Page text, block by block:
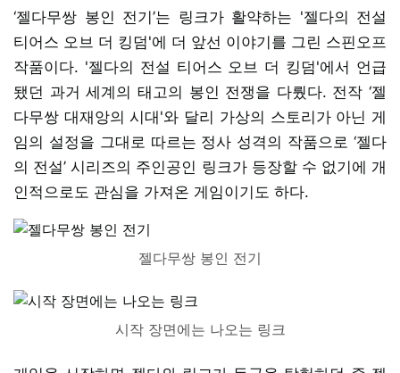
‘젤다무쌍 봉인 전기’는 링크가 활약하는 '젤다의 전설
티어스 오브 더 킹덤'에 더 앞선 이야기를 그린 스핀오프
작품이다. '젤다의 전설 티어스 오브 더 킹덤'에서 언급
됐던 과거 세계의 태고의 봉인 전쟁을 다뤘다. 전작 ‘젤
다무쌍 대재앙의 시대'와 달리 가상의 스토리가 아닌 게
임의 설정을 그대로 따르는 정사 성격의 작품으로 ‘젤다
의 전설’ 시리즈의 주인공인 링크가 등장할 수 없기에 개
인적으로도 관심을 가져온 게임이기도 하다.
젤다무쌍 봉인 전기
시작 장면에는 나오는 링크